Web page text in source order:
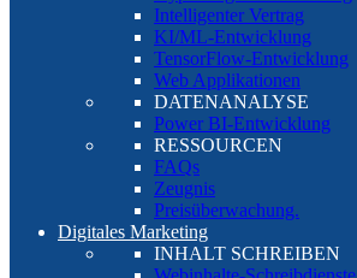
Intelligenter Vertrag
KI/ML-Entwicklung
TensorFlow-Entwicklung
Web Applikationen
DATENANALYSE
Power BI-Entwicklung
RESSOURCEN
FAQs
Zeugnis
Preisüberwachung.
Digitales Marketing
INHALT SCHREIBEN